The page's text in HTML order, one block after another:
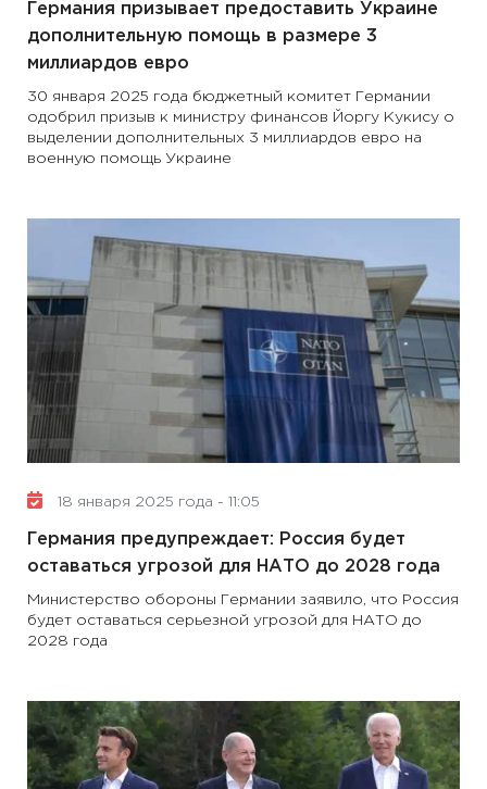
Германия призывает предоставить Украине
дополнительную помощь в размере 3
миллиардов евро
30 января 2025 года бюджетный комитет Германии
одобрил призыв к министру финансов Йоргу Кукису о
выделении дополнительных 3 миллиардов евро на
военную помощь Украине
18 января 2025 года - 11:05
Германия предупреждает: Россия будет
оставаться угрозой для НАТО до 2028 года
Министерство обороны Германии заявило, что Россия
будет оставаться серьезной угрозой для НАТО до
2028 года